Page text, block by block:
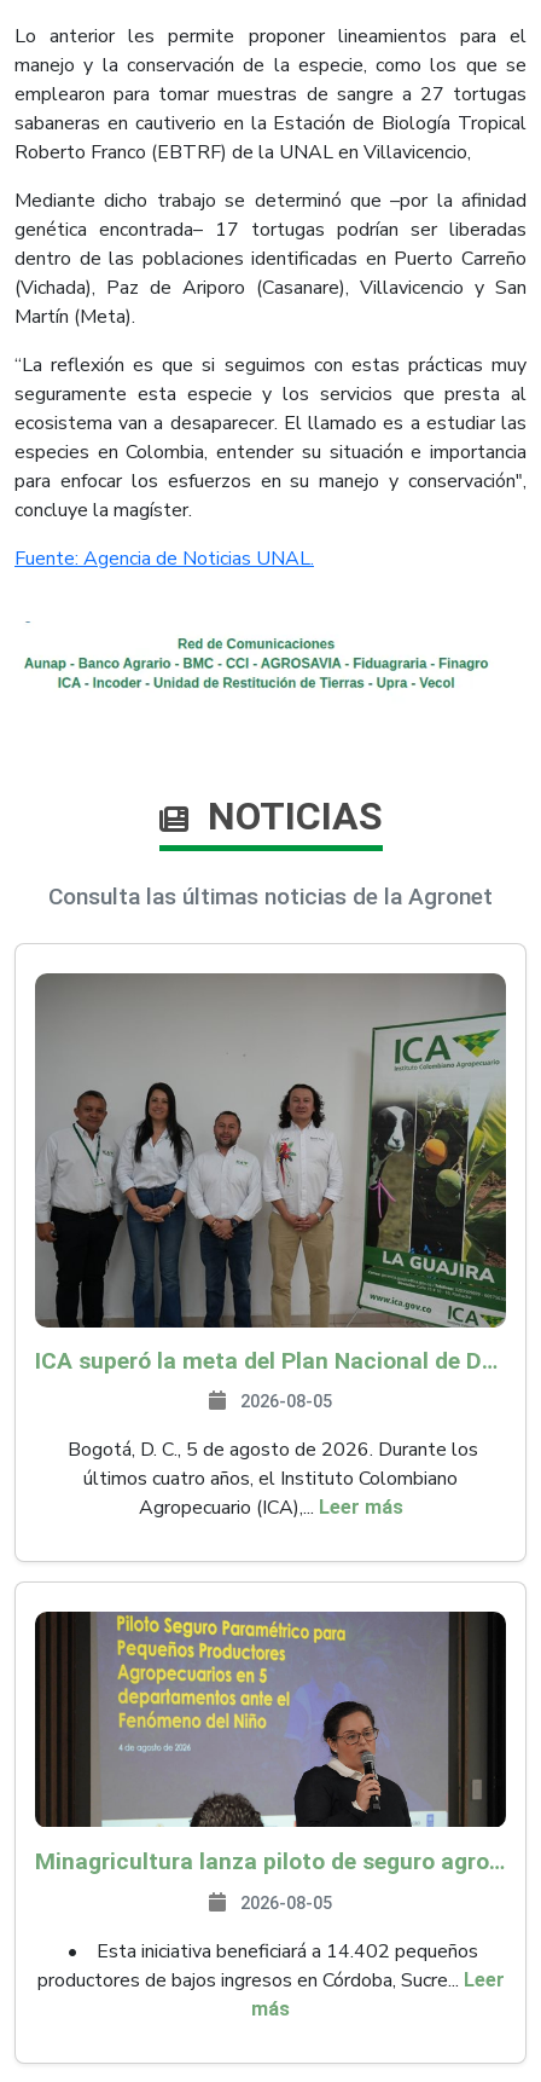
Lo anterior les permite proponer lineamientos para el
manejo y la conservación de la especie, como los que se
emplearon para tomar muestras de sangre a 27 tortugas
sabaneras en cautiverio en la Estación de Biología Tropical
Roberto Franco (EBTRF) de la UNAL en Villavicencio,
Mediante dicho trabajo se determinó que –por la afinidad
genética encontrada– 17 tortugas podrían ser liberadas
dentro de las poblaciones identificadas en Puerto Carreño
(Vichada), Paz de Ariporo (Casanare), Villavicencio y San
Martín (Meta).
“La reflexión es que si seguimos con estas prácticas muy
seguramente esta especie y los servicios que presta al
ecosistema van a desaparecer. El llamado es a estudiar las
especies en Colombia, entender su situación e importancia
para enfocar los esfuerzos en su manejo y conservación",
concluye la magíster.​
Fuente: Agencia de Noticias UNAL.​
NOTICIAS
Consulta las últimas noticias de la Agronet
ICA superó la meta del Plan Nacional de Desarrollo y abrió 61 mercados internacionales
2026-08-05
Bogotá, D. C., 5 de agosto de 2026. Durante los
últimos cuatro años, el Instituto Colombiano
Agropecuario (ICA),... Leer más
Minagricultura lanza piloto de seguro agropecuario por $9.625 millones para proteger a más de 14.000 pequeños productores contra riesgos del Fenómeno de El Niño
2026-08-05
• Esta iniciativa beneficiará a 14.402 pequeños
productores de bajos ingresos en Córdoba, Sucre... Leer
más